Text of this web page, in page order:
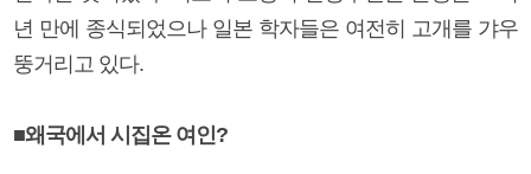
년 만에 종식되었으나 일본 학자들은 여전히 고개를 갸우
뚱거리고 있다.
■왜국에서 시집온 여인?